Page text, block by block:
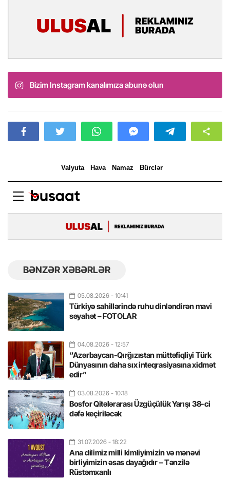
Bizim Instagram kanalımıza abunə olun
BƏNZƏR XƏBƏRLƏR
05.08.2026 - 10:41
Türkiyə sahillərində ruhu dinləndirən mavi
səyahət – FOTOLAR
04.08.2026 - 12:57
“Azərbaycan-Qırğızıstan müttəfiqliyi Türk
Dünyasının daha sıx inteqrasiyasına xidmət
edir”
03.08.2026 - 10:18
Bosfor Qitələrarası Üzgüçülük Yarışı 38-ci
dəfə keçiriləcək
31.07.2026 - 18:22
Ana dilimiz milli kimliyimizin və mənəvi
birliyimizin əsas dayağıdır – Tənzilə
Rüstəmxanlı